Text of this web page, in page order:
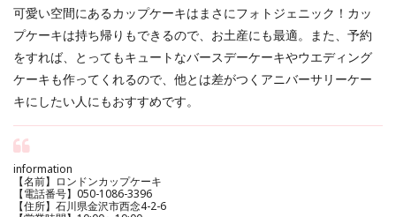
可愛い空間にあるカップケーキはまさにフォトジェニック！カッ
プケーキは持ち帰りもできるので、お土産にも最適。また、予約
をすれば、とってもキュートなバースデーケーキやウエディング
ケーキも作ってくれるので、他とは差がつくアニバーサリーケー
キにしたい人にもおすすめです。
information
【名前】ロンドンカップケーキ
【電話番号】050-1086-3396
【住所】石川県金沢市西念4-2-6